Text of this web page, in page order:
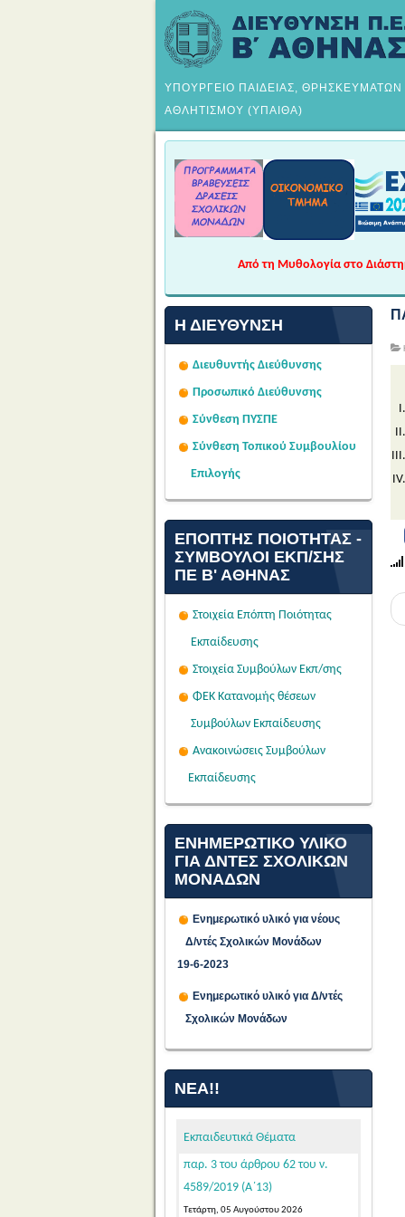
ΥΠΟΥΡΓΕΙΟ ΠΑΙΔΕΙΑΣ, ΘΡΗΣΚΕΥΜΑΤΩΝ
ΑΘΛΗΤΙΣΜΟΥ (ΥΠΑΙΘΑ)
Από τη Μυθολογία στο
Η ΔΙΕΎΘΥΝΣΗ
Διευθυντής Διεύθυνσης
Προσωπικό Διεύθυνσης
Σύνθεση ΠΥΣΠΕ
Σύνθεση Τοπικού Συμβουλίου
Επιλογής
ΕΠΌΠΤΗΣ ΠΟΙΌΤΗΤΑΣ -
ΣΎΜΒΟΥΛΟΙ ΕΚΠ/ΣΗΣ
ΠΕ Β' ΑΘΉΝΑΣ
Στοιχεία Επόπτη Ποιότητας
Εκπαίδευσης
Στοιχεία Συμβούλων Εκπ/σης
ΦΕΚ Κατανομής θέσεων
Συμβούλων Εκπαίδευσης
Ανακοινώσεις Συμβούλων
Εκπαίδευσης
ΕΝΗΜΕΡΩΤΙΚΟ ΥΛΙΚΟ
ΓΙΑ ΔΝΤΕΣ ΣΧΟΛΙΚΩΝ
ΜΟΝΑΔΩΝ
Ενημερωτικό υλικό για νέους
Δ/ντές Σχολικών Μονάδων
19-6-2023
Ενημερωτικό υλικό για Δ/ντές
Σχολικών Μονάδων
ΝΈΑ!!
Εκπαιδευτικά Θέματα
Προθεσμία υποβολής
Ειδική Αγωγή και Εκπαίδευση, σε
εφαρμογή των διατάξεων της
παρ. 3 του άρθρου 62 του ν.
Τετάρτη, 05 Αυγούστου 2026
Κατόπιν της δημοσίευσης της
103542/Ε4/31-07-2026 (ΦΕΚ 39/τ.
ΑΣΕΠ/04-08-2026 – ΑΔΑ: